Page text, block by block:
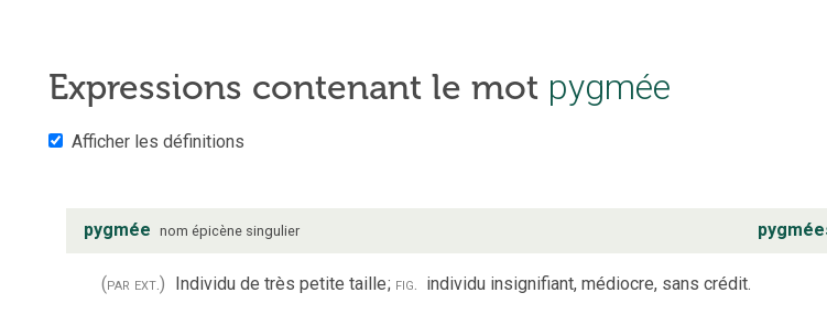
Expressions contenant le mot pygmée
Afficher les définitions
pygmée nom épicène singulier
(par ext.) Individu de très petite taille; fig. individu insignifiant, médiocre, sans crédit.